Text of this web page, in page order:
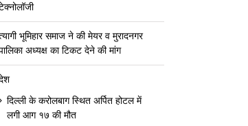
भूमिहार समाज ने की मेयर व मुरादनगर
अध्यक्ष का टिकट देने की मांग
दिल्ली के करोलबाग स्थित अर्पित होटल में
लगी आग १७ की मौत